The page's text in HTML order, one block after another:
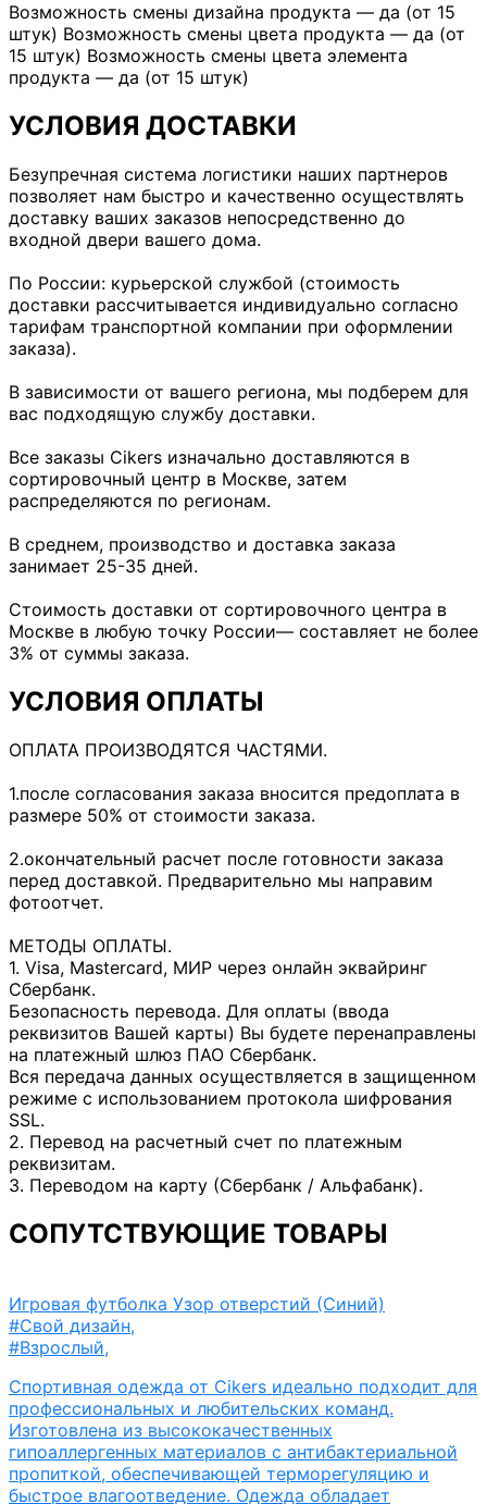
Возможность смены дизайна продукта — да (от 15
штук) Возможность смены цвета продукта — да (от
15 штук) Возможность смены цвета элемента
продукта — да (от 15 штук)
УСЛОВИЯ ДОСТАВКИ
Безупречная система логистики наших партнеров
позволяет нам быстро и качественно осуществлять
доставку ваших заказов непосредственно до
входной двери вашего дома.
По России: курьерской службой (стоимость
доставки рассчитывается индивидуально согласно
тарифам транспортной компании при оформлении
заказа).
В зависимости от вашего региона, мы подберем для
вас подходящую службу доставки.
Все заказы Cikers изначально доставляются в
сортировочный центр в Москве, затем
распределяются по регионам.
В среднем, производство и доставка заказа
занимает 25-35 дней.
Стоимость доставки от сортировочного центра в
Москве в любую точку России— составляет не более
3% от суммы заказа.
УСЛОВИЯ ОПЛАТЫ
ОПЛАТА ПРОИЗВОДЯТСЯ ЧАСТЯМИ.
1.после согласования заказа вносится предоплата в
размере 50% от стоимости заказа.
2.окончательный расчет после готовности заказа
перед доставкой. Предварительно мы направим
фотоотчет.
МЕТОДЫ ОПЛАТЫ.
1. Visa, Mastercard, МИР через онлайн эквайринг
Сбербанк.
Безопасность перевода. Для оплаты (ввода
реквизитов Вашей карты) Вы будете перенаправлены
на платежный шлюз ПАО Сбербанк.
Вся передача данных осуществляется в защищенном
режиме с использованием протокола шифрования
SSL.
2. Перевод на расчетный счет по платежным
реквизитам.
3. Переводом на карту (Сбербанк / Альфабанк).
СОПУТСТВУЮЩИЕ ТОВАРЫ
Игровая футболка Узор отверстий (Синий)
#Свой дизайн,
#Взрослый,
Спортивная одежда от Cikers идеально подходит для
профессиональных и любительских команд.
Изготовлена из высококачественных
гипоаллергенных материалов с антибактериальной
пропиткой, обеспечивающей терморегуляцию и
быстрое влагоотведение. Одежда обладает